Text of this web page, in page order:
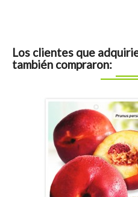
Los clientes que
también compraron: